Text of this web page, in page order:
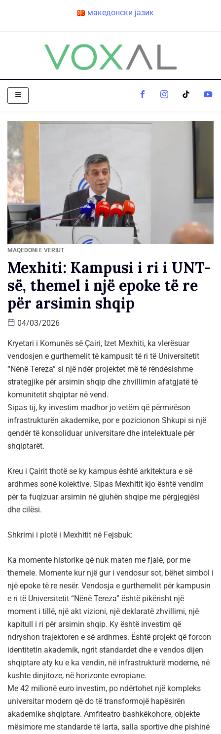
македонски јазик
MAQEDONI E VERIUT
Mexhiti: Kampusi i ri i UNT-
së, themel i një epoke të re
për arsimin shqip
04/03/2026
Kryetari i Komunës së Çairi, Izet Mexhiti, ka vlerësuar
vendosjen e gurthemelit të kampusit të ri të Universitetit
“Nënë Tereza” si një ndër projektet më të rëndësishme
strategjike për arsimin shqip dhe zhvillimin afatgjatë të
komunitetit shqiptar në vend.
Sipas tij, ky investim madhor jo vetëm që përmirëson
infrastrukturën akademike, por e pozicionon Shkupi si një
qendër të konsoliduar universitare dhe intelektuale për
shqiptarët.
Kreu i Çairit thotë se ky kampus është arkitektura e së
ardhmes sonë kolektive. Sipas Mexhitit kjo është vendim
për ta fuqizuar arsimin në gjuhën shqipe me përgjegjësi
dhe cilësi.
Shkrimi i plotë i Mexhitit në Fejsbuk:
Ka momente historike që nuk maten me fjalë, por me
themele. Momente kur një gur i vendosur sot, bëhet simbol i
një epoke të re nesër. Vendosja e gurthemelit për kampusin
e ri të Universitetit “Nënë Tereza” është pikërisht një
moment i tillë, një akt vizioni, një deklaratë zhvillimi, një
kapitull i ri për arsimin shqip. Ky është investim që
ndryshon trajektoren e së ardhmes. Është projekt që forcon
identitetin akademik, ngrit standardet dhe e vendos dijen
shqiptare aty ku e ka vendin, në infrastrukturë moderne, në
kushte dinjitoze, në horizonte evropiane.
Me 42 milionë euro investim, po ndërtohet një kompleks
universitar modern që do të transformojë hapësirën
akademike shqiptare. Amfiteatro bashkëkohore, objekte
mësimore me standarde të larta, salla sportive dhe pishinë